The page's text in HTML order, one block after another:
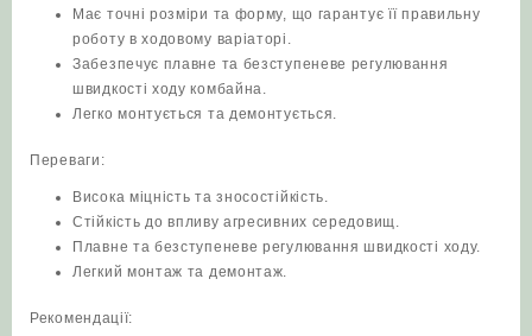
Має точні розміри та форму, що гарантує її правильну
роботу в ходовому варіаторі.
Забезпечує плавне та безступеневе регулювання
швидкості ходу комбайна.
Легко монтується та демонтується.
Переваги:
Висока міцність та зносостійкість.
Стійкість до впливу агресивних середовищ.
Плавне та безступеневе регулювання швидкості ходу.
Легкий монтаж та демонтаж.
Рекомендації: